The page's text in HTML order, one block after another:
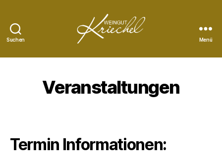
Suchen
Peter
Menü
Veranstaltungen
Termin Informationen: